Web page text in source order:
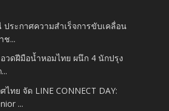
ระกาศความสำเร็จการขับเคลื่อน
ช...
วดฝีมือน้ำหอมไทย ผนึก 4 นักปรุง
ไทย จัด LINE CONNECT DAY:
...